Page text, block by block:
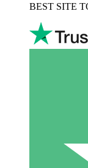
BEST SITE